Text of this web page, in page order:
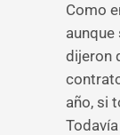
Como
dijeron
año, si